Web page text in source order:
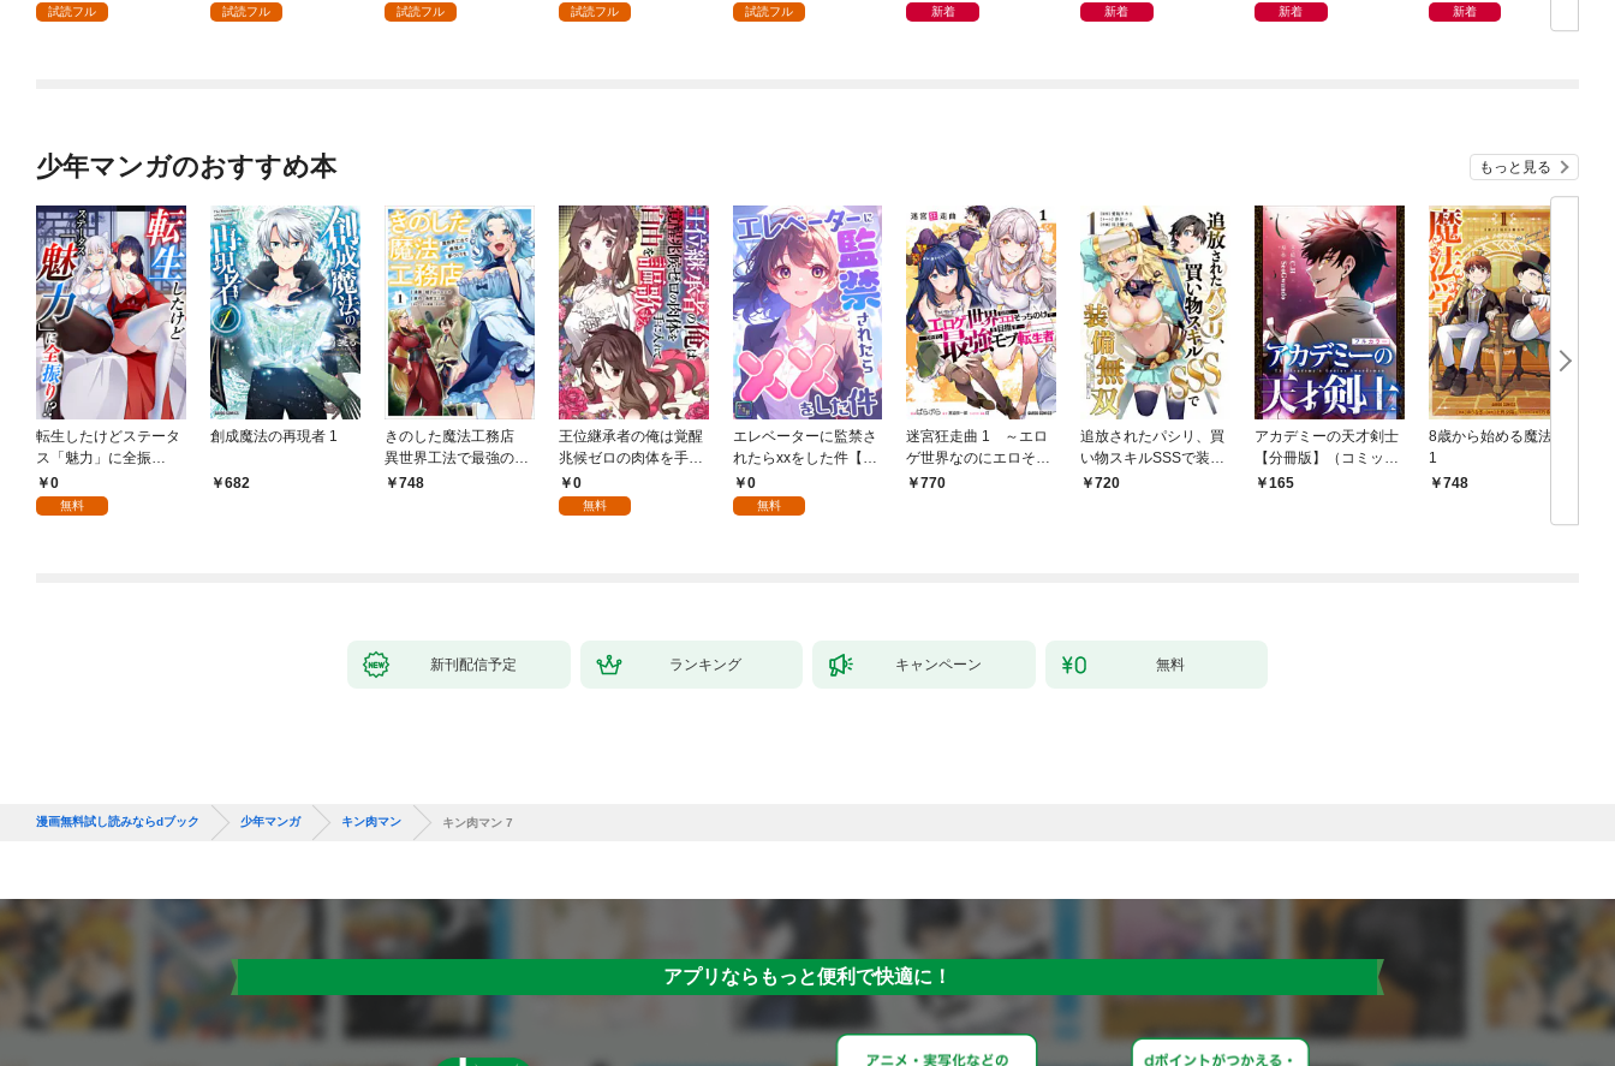
試読フル 試読フル 試読フル 試読フル 試読フル 新着 新着 新着 新着
少年マンガのおすすめ本 もっと見る
転生したけどステータ
ス「魅力」に全振
り！？(1)
0
無料
創成魔法の再現者 1
682
きのした魔法工務店
異世界工法で最強の家
づくりを（コミック）
748
王位継承者の俺は覚醒
兆候ゼロの肉体を手に
入れて自由を謳歌す
る。1
0
無料
エレベーターに監禁さ
れたらxxをした件【全
年齢版】(1)
0
無料
迷宮狂走曲 1 ～エロ
ゲ世界なのにエロそっ
ちのけでひたすら最強
770
追放されたパシリ、買
い物スキルSSSで装備
無双 ～買ったモノを
720
アカデミーの天才剣士
【分冊版】（コミッ
ク） １話【フルカラ
165
8歳から始める魔法学
1
748
新刊配信予定 ランキング キャンペーン 無料
漫画無料試し読みならdブック 少年マンガ キン肉マン キン肉マン 7
アプリならもっと便利で快適に！